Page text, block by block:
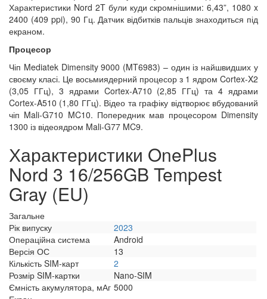
Характеристики Nord 2T були куди скромнішими: 6,43”, 1080 x
2400 (409 ppi), 90 Гц. Датчик відбитків пальців знаходиться під
екраном.
Процесор
Чіп Mediatek Dimensity 9000 (MT6983) – один із найшвидших у
своєму класі. Це восьмиядерний процесор з 1 ядром Cortex-X2
(3,05 ГГц), 3 ядрами Cortex-A710 (2,85 ГГц) та 4 ядрами
Cortex-A510 (1,80 ГГц). Відео та графіку відтворює вбудований
чіп Mali-G710 MC10. Попередник мав процесором Dimensity
1300 із відеоядром Mali-G77 MC9.
Характеристики OnePlus
Nord 3 16/256GB Tempest
Gray (EU)
Загальне
Рік випуску
2023
Операційна система
Android
Версія ОС
13
Кількість SIM-карт
2
Розмір SIM-картки
Nano-SIM
Ємність акумулятора, мАг 5000